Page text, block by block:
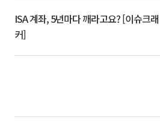
ISA 계좌, 5년마다 깨라고요? [이슈크래
커]